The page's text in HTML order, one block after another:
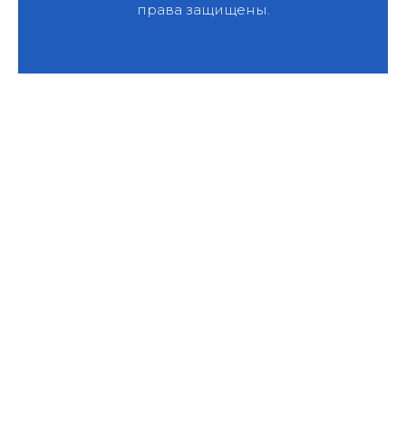
права защищены.